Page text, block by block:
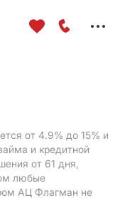
от 4.9% до 15% и
и кредитной
от 61 дня,
любые
АЦ Флагман не